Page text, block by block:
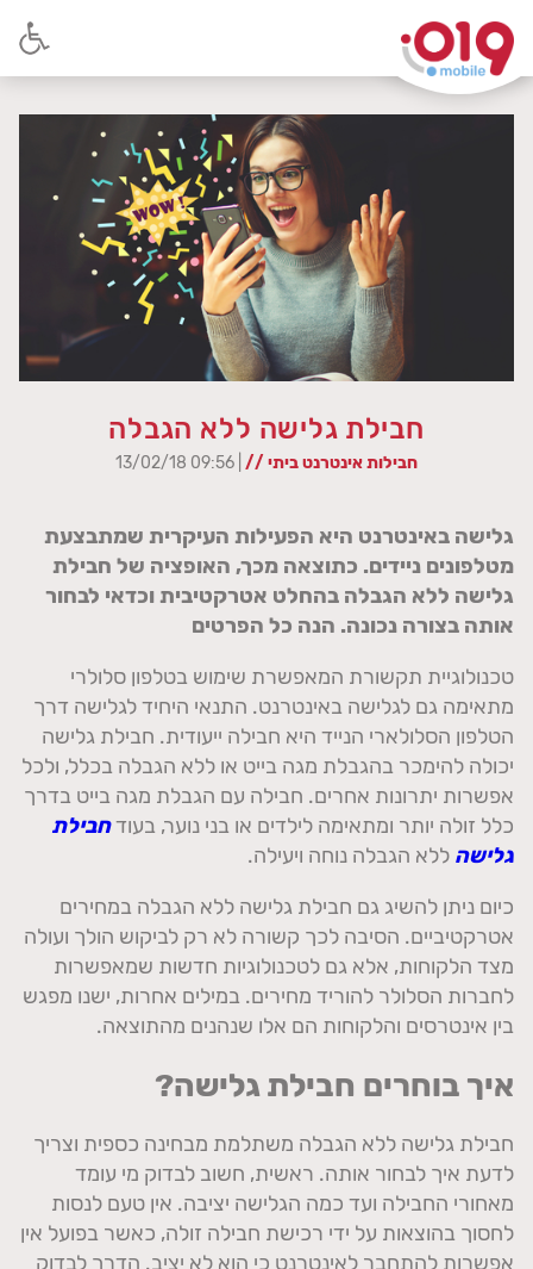
חבילת גלישה ללא הגבלה
חבילות אינטרנט ביתי //
גלישה באינטרנט היא הפעילות העיקרית שמתבצעת
מטלפונים ניידים. כתוצאה מכך, האופציה של חבילת
גלישה ללא הגבלה בהחלט אטרקטיבית וכדאי לבחור
אותה בצורה נכונה. הנה כל הפרטים
טכנולוגיית תקשורת המאפשרת שימוש בטלפון סלולרי
מתאימה גם לגלישה באינטרנט. התנאי היחיד לגלישה דרך
הטלפון הסלולארי הנייד היא חבילה ייעודית. חבילת גלישה
יכולה להימכר בהגבלת מגה בייט או ללא הגבלה בכלל, ולכל
אפשרות יתרונות אחרים. חבילה עם הגבלת מגה בייט בדרך
כלל זולה יותר ומתאימה לילדים או בני נוער, בעודחבילת
גלישה ללא הגבלה נוחה ויעילה.
כיום ניתן להשיג גם חבילת גלישה ללא הגבלה במחירים
אטרקטיביים. הסיבה לכך קשורה לא רק לביקוש הולך ועולה
מצד הלקוחות, אלא גם לטכנולוגיות חדשות שמאפשרות
לחברות הסלולר להוריד מחירים. במילים אחרות, ישנו מפגש
בין אינטרסים והלקוחות הם אלו שנהנים מהתוצאה.
איך בוחרים חבילת גלישה?
חבילת גלישה ללא הגבלה משתלמת מבחינה כספית וצריך
לדעת איך לבחור אותה. ראשית, חשוב לבדוק מי עומד
מאחורי החבילה ועד כמה הגלישה יציבה. אין טעם לנסות
לחסוך בהוצאות על ידי רכישת חבילה זולה, כאשר בפועל אין
אפשרות להתחבר לאינטרנט כי הוא לא יציב. הדרך לבדוק